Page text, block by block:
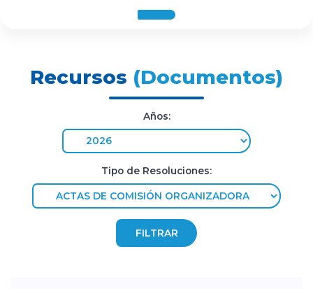
Recursos (Documentos)
Años:
Tipo de Resoluciones: